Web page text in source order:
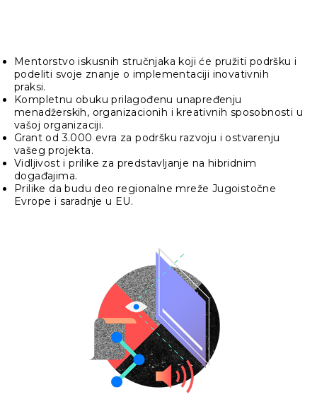
Mentorstvo iskusnih stručnjaka koji će pružiti podršku i
podeliti svoje znanje o implementaciji inovativnih
praksi.
Kompletnu obuku prilagođenu unapređenju
menadžerskih, organizacionih i kreativnih sposobnosti u
vašoj organizaciji.
Grant od 3.000 evra za podršku razvoju i ostvarenju
vašeg projekta.
Vidljivost i prilike za predstavljanje na hibridnim
događajima.
Prilike da budu deo regionalne mreže Jugoistočne
Evrope i saradnje u EU.